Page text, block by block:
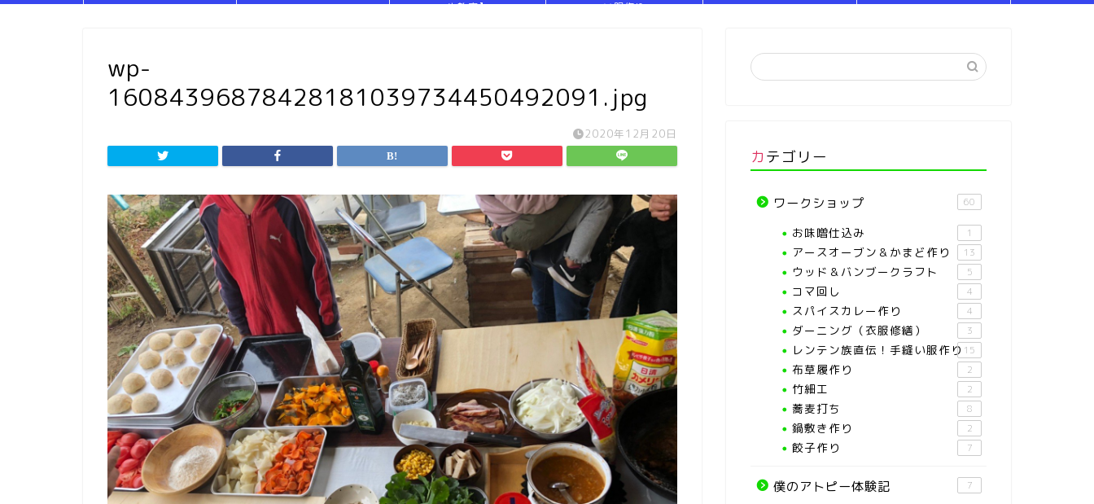
や教室】
い服作り
wp-
16084396878428181039734450492091.jpg
2020年12月20日
カテゴリー
ワークショップ 60
お味噌仕込み 1
アースオーブン＆かまど作り 13
ウッド＆バンブークラフト 5
コマ回し 4
スパイスカレー作り 4
ダーニング（衣服修繕） 3
レンテン族直伝！手縫い服作り 15
布草履作り 2
竹細工 2
蕎麦打ち 8
鍋敷き作り 2
餃子作り 7
僕のアトピー体験記 7